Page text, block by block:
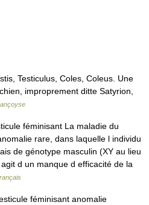
Testiculus, Coles, Coleus. Une
improprement ditte Satyrion,
féminisant La maladie du
rare, dans laquelle l individu
de génotype masculin (XY au lieu
d un manque d efficacité de la
féminisant anomalie